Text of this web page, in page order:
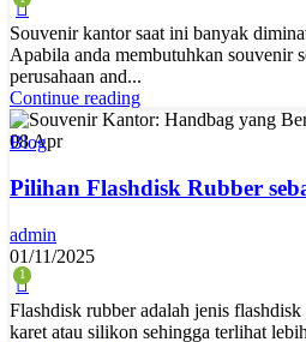
Souvenir kantor saat ini banyak
Apabila anda membutuhkan souvenir
perusahaan and...
Continue reading
08Apr
Blog
Pilihan Flashdisk Rubber
admin
01/11/2025
1
Flashdisk rubber adalah jenis
karet atau silikon sehingga terlihat